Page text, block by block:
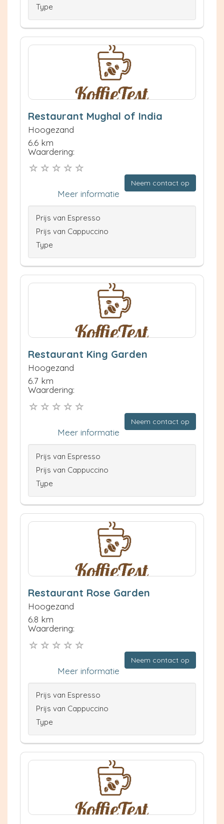
Type
Restaurant Mughal of India
Hoogezand
6.6 km
Waardering:
Neem contact op
Meer informatie
Prijs van Espresso
Prijs van Cappuccino
Type
Restaurant King Garden
Hoogezand
6.7 km
Waardering:
Neem contact op
Meer informatie
Prijs van Espresso
Prijs van Cappuccino
Type
Restaurant Rose Garden
Hoogezand
6.8 km
Waardering:
Neem contact op
Meer informatie
Prijs van Espresso
Prijs van Cappuccino
Type